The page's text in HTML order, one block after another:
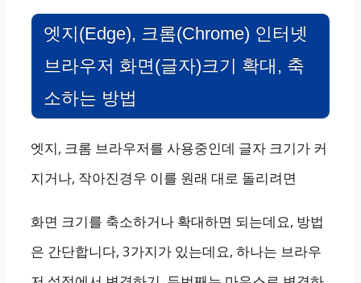
엣지(Edge), 크롬(Chrome) 인터넷
브라우저 화면(글자)크기 확대, 축
소하는 방법
엣지, 크롬 브라우저를 사용중인데 글자 크기가 커
지거나, 작아진경우 이를 원래 대로 돌리려면
화면 크기를 축소하거나 확대하면 되는데요, 방법
은 간단합니다, 3가지가 있는데요, 하나는 브라우